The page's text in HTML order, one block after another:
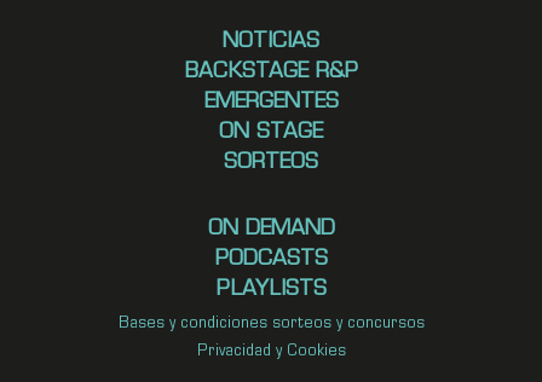
NOTICIAS
BACKSTAGE R&P
EMERGENTES
ON STAGE
SORTEOS
ON DEMAND
PODCASTS
PLAYLISTS
Bases y condiciones sorteos y concursos
Privacidad y Cookies